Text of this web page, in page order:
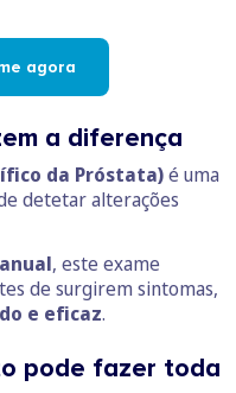
agora
a diferença
da Próstata)é uma
detetar alterações
, este exame
de surgirem sintomas,
e eficaz.
pode fazer toda